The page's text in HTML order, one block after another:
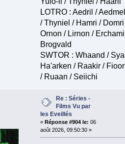
LOTRO : Aedril /
/ Thyniel / Hamri /
Ornon / Lirnon /
Brogvald
SWTOR : Whaand /
Ha'arken / Raakir /
/ Ruaan / Seiichi
Re : Séries -
Films Vu par
les Eveillés
« Réponse #904 le: 06
août 2026, 09:50:30 »